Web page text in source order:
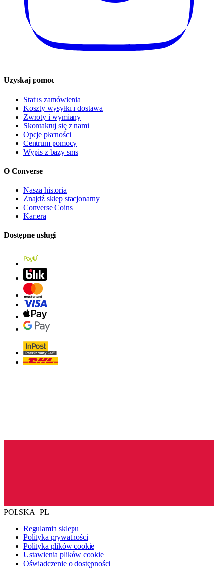
Uzyskaj pomoc
Status zamówienia
Koszty wysyłki i dostawa
Zwroty i wymiany
Skontaktuj się z nami
Opcje płatności
Centrum pomocy
Wypis z bazy sms
O Converse
Nasza historia
Znajdź sklep stacjonarny
Converse Coins
Kariera
Dostępne usługi
POLSKA | PL
Regulamin sklepu
Polityka prywatności
Polityka plików cookie
Ustawienia plików cookie
Oświadczenie o dostępności